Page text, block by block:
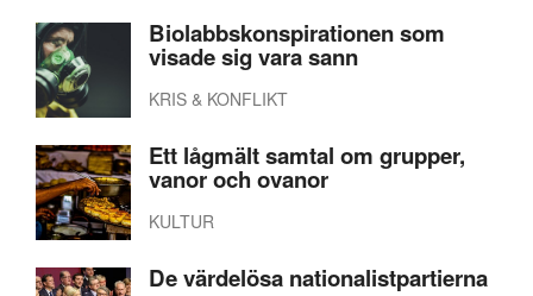
Biolabbskonspirationen som
visade sig vara sann
KRIS & KONFLIKT
Ett lågmält samtal om grupper,
vanor och ovanor
KULTUR
De värdelösa nationalistpartierna